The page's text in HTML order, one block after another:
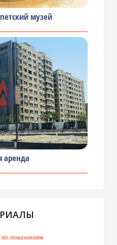
музей
аренда
по показаниям